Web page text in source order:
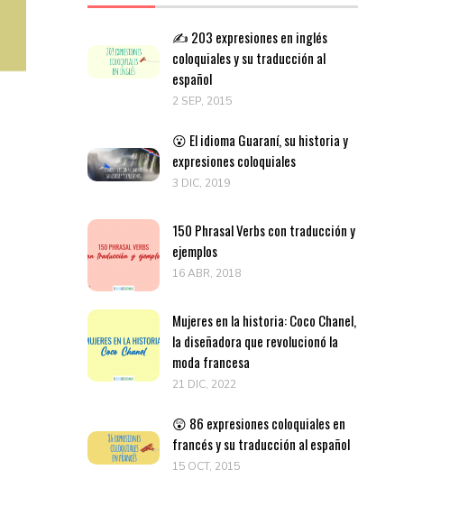
✍️ 203 expresiones en inglés
coloquiales y su traducción al
español
2 SEP, 2015
😮 El idioma Guaraní, su historia y
expresiones coloquiales
3 DIC, 2019
150 Phrasal Verbs con traducción y
ejemplos
16 ABR, 2018
Mujeres en la historia: Coco Chanel,
la diseñadora que revolucionó la
moda francesa
21 DIC, 2022
😲 86 expresiones coloquiales en
francés y su traducción al español
15 OCT, 2015